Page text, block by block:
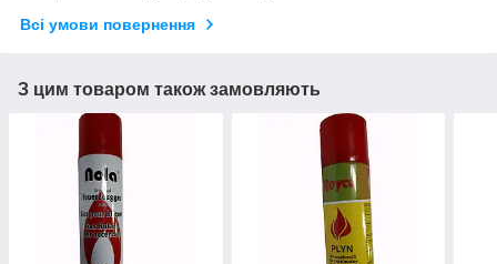
Всі умови повернення
З цим товаром також замовляють